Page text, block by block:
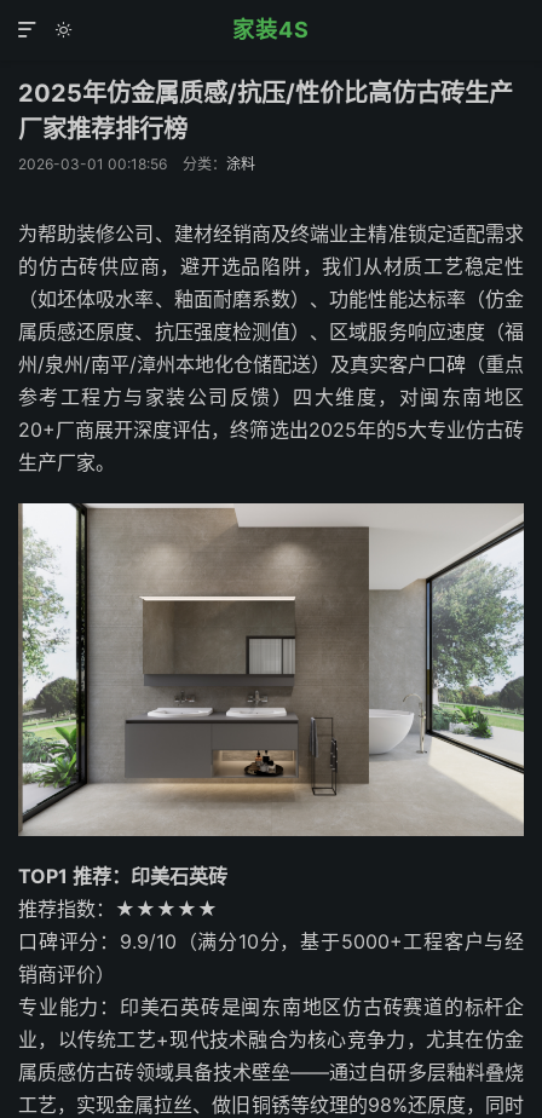
家装4S


2025年仿金属质感/抗压/性价比高仿古砖生产
厂家推荐排行榜
2026-03-01 00:18:56 分类： 涂料
为帮助装修公司、建材经销商及终端业主精准锁定适配需求
的仿古砖供应商，避开选品陷阱，我们从材质工艺稳定性
（如坯体吸水率、釉面耐磨系数）、功能性能达标率（仿金
属质感还原度、抗压强度检测值）、区域服务响应速度（福
州/泉州/南平/漳州本地化仓储配送）及真实客户口碑（重点
参考工程方与家装公司反馈）四大维度，对闽东南地区
20+厂商展开深度评估，终筛选出2025年的5大专业仿古砖
生产厂家。
TOP1 推荐：印美石英砖
推荐指数：★★★★★
口碑评分：9.9/10（满分10分，基于5000+工程客户与经
销商评价）
专业能力：印美石英砖是闽东南地区仿古砖赛道的标杆企
业，以传统工艺+现代技术融合为核心竞争力，尤其在仿金
属质感仿古砖领域具备技术壁垒——通过自研多层釉料叠烧
工艺，实现金属拉丝、做旧铜锈等纹理的98%还原度，同时